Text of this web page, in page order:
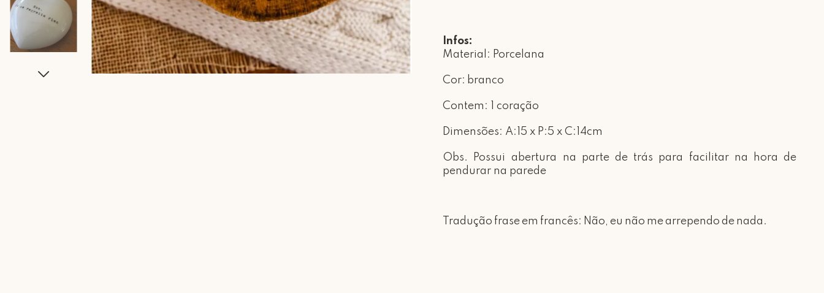
Infos:
Material: Porcelana
Cor: branco
Contem: 1 coração
Dimensões: A:15 x P:5 x C: 14cm
Obs. Possui abertura na parte de trás para facilitar na hora
de
pendurar na parede
Tradução fraseem francês: Não, eu não mearrependo de nada .